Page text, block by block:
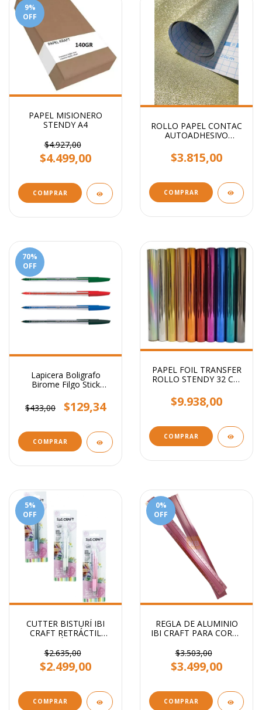
9%
OFF
PAPEL MISIONERO
STENDY A4
$4.927,00
$4.499,00
COMPRAR
ROLLO PAPEL CONTAC
AUTOADHESIVO
X 45CM
$3.815,00
COMPRAR
70%
OFF
Lapicera Boligrafo
Birome Filgo Stick
$433,00
$129,34
COMPRAR
PAPEL FOIL TRANSFER
ROLLO STENDY 32 CM
$9.938,00
COMPRAR
5%
OFF
CUTTER BISTURÍ IBI
CRAFT RETRÁCTIL
BISTURI DE REPUESTO
$2.635,00
$2.499,00
0%
OFF
REGLA DE ALUMINIO
IBI CRAFT PARA CORTE
$3.503,00
$3.499,00